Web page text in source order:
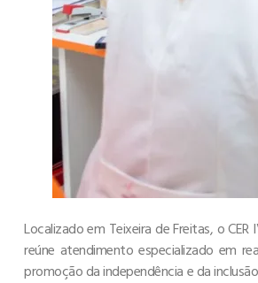
Localizado em Teixeira de Freitas, o
reúne atendimento especializado em
promoção da independência e da